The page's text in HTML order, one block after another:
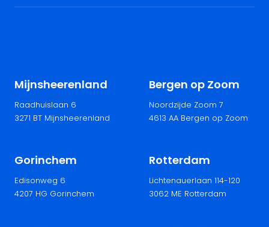
Mijnsheerenland
Raadhuislaan 6
3271 BT Mijnsheerenland
Bergen op Zoom
Noordzijde Zoom 7
4613 AA Bergen op Zoom
Gorinchem
Edisonweg 6
4207 HG Gorinchem
Rotterdam
Lichtenauerlaan 114-120
3062 ME Rotterdam